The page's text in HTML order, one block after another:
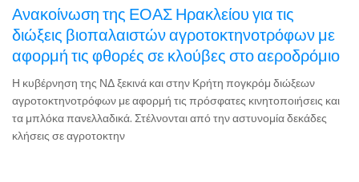
Ανακοίνωση της ΕΟΑΣ Ηρακλείου για τις
διώξεις βιοπαλαιστών αγροτοκτηνοτρόφων με
αφορμή τις φθορές σε κλούβες στο αεροδρόμιο
Η κυβέρνηση της ΝΔ ξεκινά και στην Κρήτη πογκρόμ διώξεων
αγροτοκτηνοτρόφων με αφορμή τις πρόσφατες κινητοποιήσεις και
τα μπλόκα πανελλαδικά. Στέλνονται από την αστυνομία δεκάδες
κλήσεις σε αγροτοκτην